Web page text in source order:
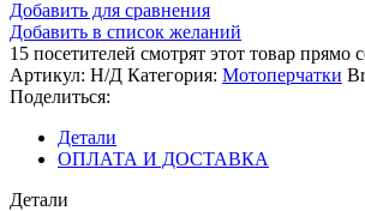
SPURTT
RS02
Черный
Добавить для сравнения
Добавить в список желаний
15 посетителей смотрят этот товар прямо
Артикул: Н/Д Категория: Мотоперчатки
Поделиться:
Детали
ОПЛАТА И ДОСТАВКА
Детали